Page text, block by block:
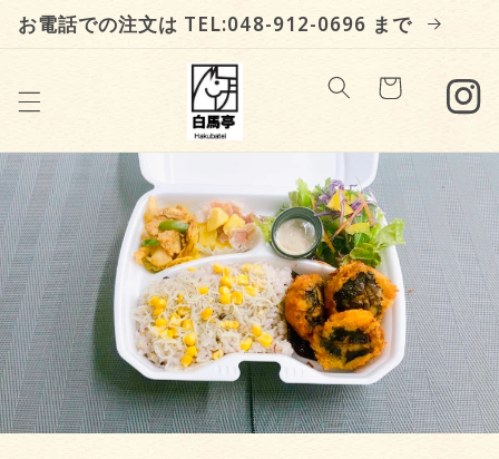
Skip to
content
お電話での注文は TEL:048-912-0696 まで
Cart